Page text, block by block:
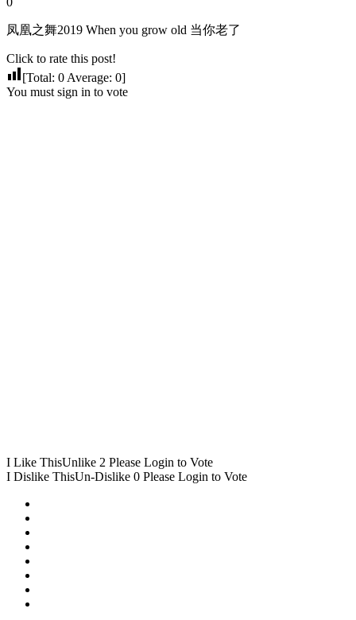
凤凰之舞2019 When you grow old 当你老了
Click to rate this post!
[Total: 0 Average: 0]
You must sign in to vote
I Like ThisUnlike 2 Please Login to Vote
I Dislike ThisUn-Dislike 0 Please Login to Vote